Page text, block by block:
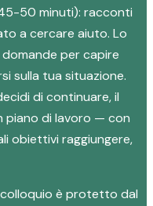
50 minuti): racconti
a cercare aiuto. Lo
per capire
sulla tua situazione.
di continuare, il
piano di lavoro — con
obiettivi raggiungere,
è protetto dal